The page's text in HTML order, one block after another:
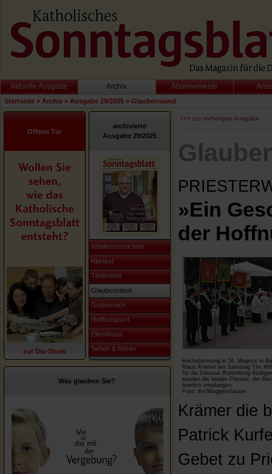
Aktuelle Ausgabe Archiv Abonnements
Startseite » Archiv » Ausgabe 29/2025 » Glaubensland
Offene Tür
zur Dia-Show
archivierte
Ausgabe 29/2025
Inhaltsverzeichnis
Klartext
Titelthema
Glaubensland
Gottesreich
Hoffnungsort
Elternhaus
Sehen & Hören
Was glauben Sie?
<<< zur vorherigen Ausgabe
»Ein
der
Hochstimmung in St. Magnus in
Klaus Krämer am Samstag Tim
für die Diözese Rottenburg-
wurden die beiden Priester, der
feierlich empfangen.
Foto: drs/Waggershauser
Krämer die
Patrick
Gebet zu